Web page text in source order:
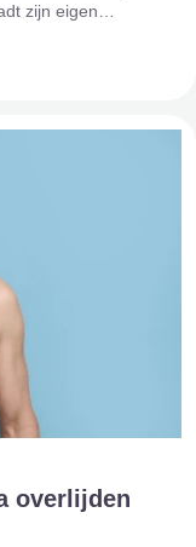
zijn eigen
overlijden